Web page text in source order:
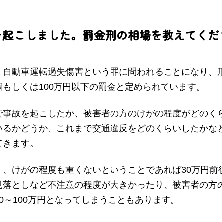
こしました。罰金刑の相場を教えてく
動車運転過失傷害という罪に問われることになり、
しくは100万円以下の罰金と定められています。
故を起こしたか、被害者の方のけがの程度がどのく
かどうか、これまで交通違反をどのくらいしたかな
ます。
けがの程度も重くないということであれば30万円前
としなど不注意の程度が大きかったり、被害者の方
100万円となってしまうこともあります。